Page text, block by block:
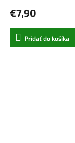
€7,90
Pridať do košíka